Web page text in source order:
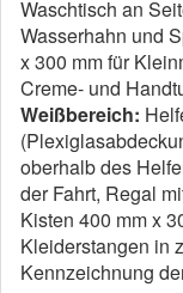
Waschtisch an
Wasserhahn und
x 300 mm für
Creme- und
Weißbereich:
oberhalb des
der Fahrt, Regal
Kisten 400 mm x
Kleiderstangen in
Kennzeichnung